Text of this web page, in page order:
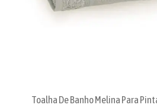
Toalha De Banho Melina Para